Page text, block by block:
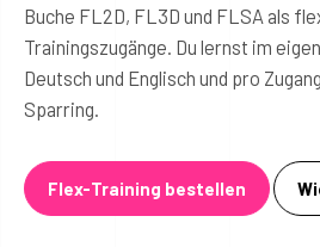
Buche FL2D, FL3D und FLSA als
Trainingszugänge. Du lernst im
Deutsch und Englisch und pro
Sparring.
Flex-Training bestellen